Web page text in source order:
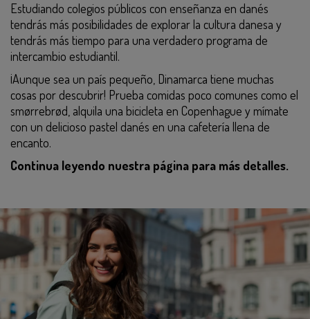
Estudiando colegios públicos con enseñanza en danés
tendrás más posibilidades de explorar la cultura danesa y
tendrás más tiempo para una verdadero programa de
intercambio estudiantil.
¡Aunque sea un país pequeño, Dinamarca tiene muchas
cosas por descubrir! Prueba comidas poco comunes como el
smørrebrød, alquila una bicicleta en Copenhague y mímate
con un delicioso pastel danés en una cafetería llena de
encanto.
Continua leyendo nuestra página para más detalles.